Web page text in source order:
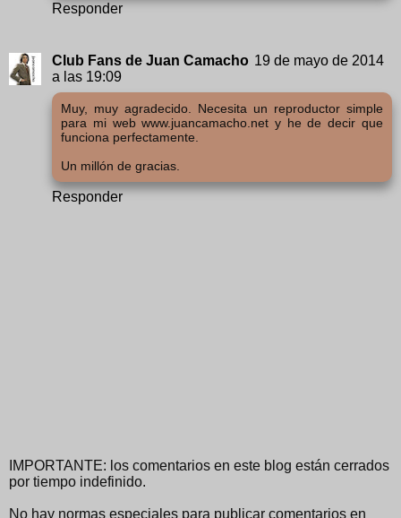
Responder
Club Fans de Juan Camacho 19 de mayo de 2014
a las 19:09
Muy, muy agradecido. Necesita un reproductor simple
para mi web www.juancamacho.net y he de decir que
funciona perfectamente.
Un millón de gracias.
Responder
IMPORTANTE: los comentarios en este blog están cerrados
por tiempo indefinido.
No hay normas especiales para publicar comentarios en